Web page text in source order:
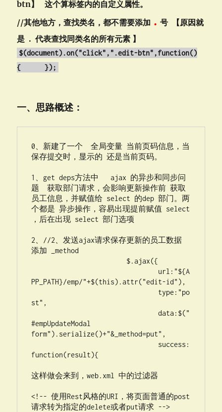
及
项
目
总
结
btn】
这个算标签内的自定义属性。
//其他地方，查找类名，都不需要添加 .号 【原因就
是 . 代表查找同类名的所有元素 】
$(document).on("click" , ".edit-btn" ,function()
{ });
一、思路概述：
0、新建了一个  全局变量 当前页码信息，当
保存提交时，显示的 还是当前页码。
1、get deps方法中   ajax 的异步和同步问
题  获取部门请求，会影响更新操作前 获取
员工信息，并赋值给 select 的dep 部门。两
个都是 异步操作，容易出现提前赋值 select
，后在出现 select 部门选项
2、//2、发送ajax请求保存更新的员工数据
添加 _method
PP_PATH}/emp/"+$(this).attr("edit-id"),
st",
				data:$("
#empUpdateModal
form").serialize()+"&_method=put",
function(result){
这样做会来到，web.xml 中的过滤器
<!-- 使用Rest风格的URI，将页面普通的post
请求转为指定的delete或者put请求 -->